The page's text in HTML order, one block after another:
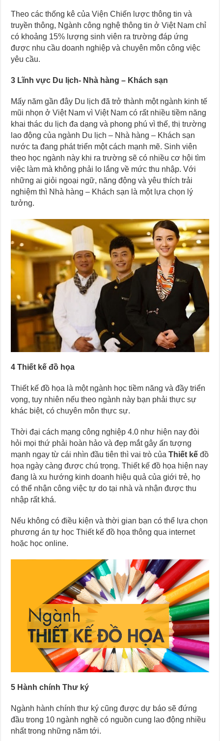
Theo các thống kê của Viện Chiến lược thông tin và
truyền thông, Ngành công nghệ thông tin ở Việt Nam chỉ
có khoảng 15% lượng sinh viên ra trường đáp ứng
được nhu cầu doanh nghiệp và chuyên môn công việc
yêu cầu.
3 Lĩnh vực Du lịch- Nhà hàng – Khách sạn
Mấy năm gần đây Du lịch đã trở thành một ngành kinh tế
mũi nhọn ở Việt Nam vì Việt Nam có rất nhiều tiềm năng
khai thác du lịch đa dạng và phong phú vì thế, thị trường
lao động của ngành Du lịch – Nhà hàng – Khách sạn
nước ta đang phát triển một cách mạnh mẽ. Sinh viên
theo học ngành này khi ra trường sẽ có nhiều cơ hội tìm
việc làm mà không phải lo lắng về mức thu nhập. Với
những ai giỏi ngoại ngữ, năng động và yêu thích trải
nghiệm thì Nhà hàng – Khách sạn là một lựa chọn lý
tưởng.
4 Thiết kế đồ họa
Thiết kế đồ họa là một ngành học tiềm năng và đầy triển
vọng, tuy nhiên nếu theo ngành này bạn phải thực sự
khác biệt, có chuyên môn thực sự.
Thời đại cách mạng công nghiệp 4.0 như hiện nay đòi
hỏi mọi thứ phải hoàn hảo và đẹp mắt gây ấn tượng
mạnh ngay từ cái nhìn đầu tiên thì vai trò củaThiết kế đồ
họa ngày càng được chú trọng. Thiết kế đồ họa hiện nay
đang là xu hướng kinh doanh hiệu quả của giới trẻ, họ
có thể nhận công việc tự do tại nhà và nhận được thu
nhập rất khá.
Nếu không có điều kiện và thời gian bạn có thể lựa chọn
phương án tự học Thiết kế đồ họa thông qua internet
hoặc học online.
5 Hành chính Thư ký
Ngành hành chính thư ký cũng được dự báo sẽ đứng
đầu trong 10 ngành nghề có nguồn cung lao động nhiều
nhất trong những năm tới.